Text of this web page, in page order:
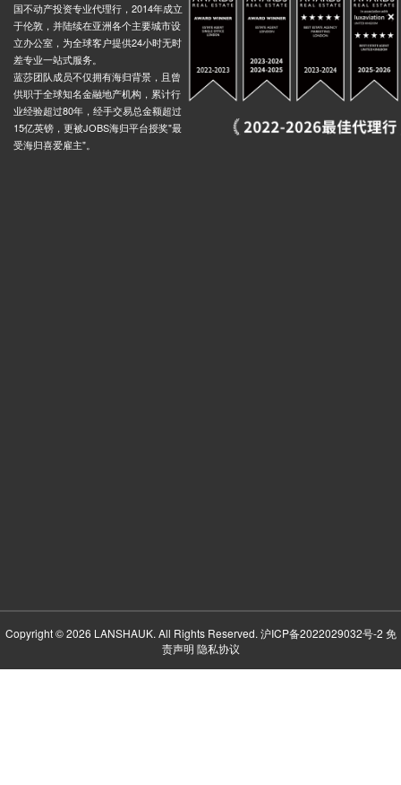
国不动产投资专业代理行，2014年成立
于伦敦，并陆续在亚洲各个主要城市设
立办公室，为全球客户提供24小时无时
差专业一站式服务。
蓝莎团队成员不仅拥有海归背景，且曾
供职于全球知名金融地产机构，累计行
业经验超过80年，经手交易总金额超过
15亿英镑，更被JOBS海归平台授奖"最
受海归喜爱雇主"。
Copyright © 2026 LANSHAUK. All Rights Reserved. 沪ICP备2022029032号-2 免
责声明 隐私协议